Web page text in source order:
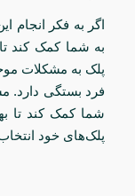
اگر به فکر انجام
به شما کمک کند
پلک به مشکلات
فرد بستگی دارد.
شما کمک کند تا
پلک‌های خود